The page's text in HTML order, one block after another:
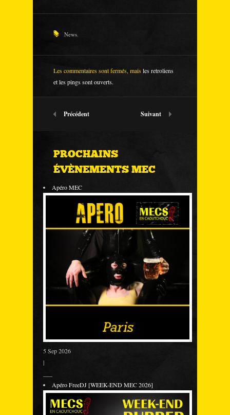
News,
Les commentaires sont fermés, maisles retroliens
et les pings sont ouverts.
Précédent Suivant
PROCHAINS
ÉVÈNEMENTS MEC
Apéro MEC
5 Sep 2026
|
Apéro FreeDJ [WEEK-END MEC 2026]